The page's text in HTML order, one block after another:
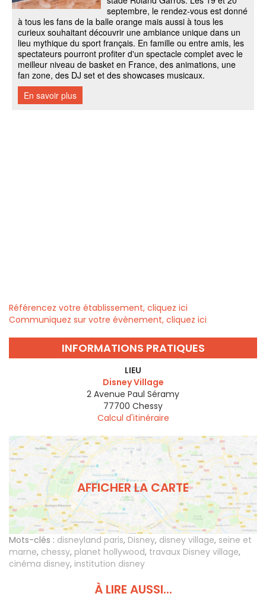
Référencez votre établissement, cliquez ici
Communiquez sur votre évènement, cliquez ici
INFORMATIONS PRATIQUES
LIEU
Disney Village
2 Avenue Paul Séramy
77700 Chessy
Calcul d'itinéraire
AFFICHER LA CARTE
Mots-clés : disneyland paris, Disney, disney village, seine et
marne, chessy, planet hollywood, travaux Disney village,
cinéma disney, institution disney
À LIRE AUSSI...